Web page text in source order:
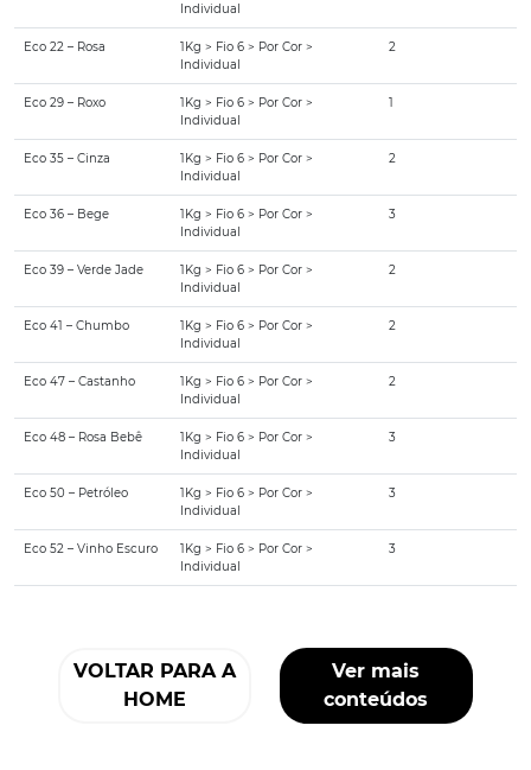
Individual
Eco 22 – Rosa
1Kg > Fio 6 > Por Cor >
Individual
2
Eco 29 – Roxo
1Kg > Fio 6 > Por Cor >
Individual
1
Eco 35 – Cinza
1Kg > Fio 6 > Por Cor >
Individual
2
Eco 36 – Bege
1Kg > Fio 6 > Por Cor >
Individual
3
Eco 39 – Verde Jade
1Kg > Fio 6 > Por Cor >
Individual
2
Eco 41 – Chumbo
1Kg > Fio 6 > Por Cor >
Individual
2
Eco 47 – Castanho
1Kg > Fio 6 > Por Cor >
Individual
2
Eco 48 – Rosa Bebê
1Kg > Fio 6 > Por Cor >
Individual
3
Eco 50 – Petróleo
1Kg > Fio 6 > Por Cor >
Individual
3
Eco 52 – Vinho Escuro
1Kg > Fio 6 > Por Cor >
Individual
3
VOLTAR PARA A
HOME
Ver mais
conteúdos